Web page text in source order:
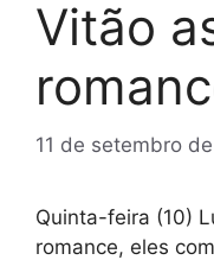
Vitão
11 de setembro
Quinta-feira (10)
romance, eles